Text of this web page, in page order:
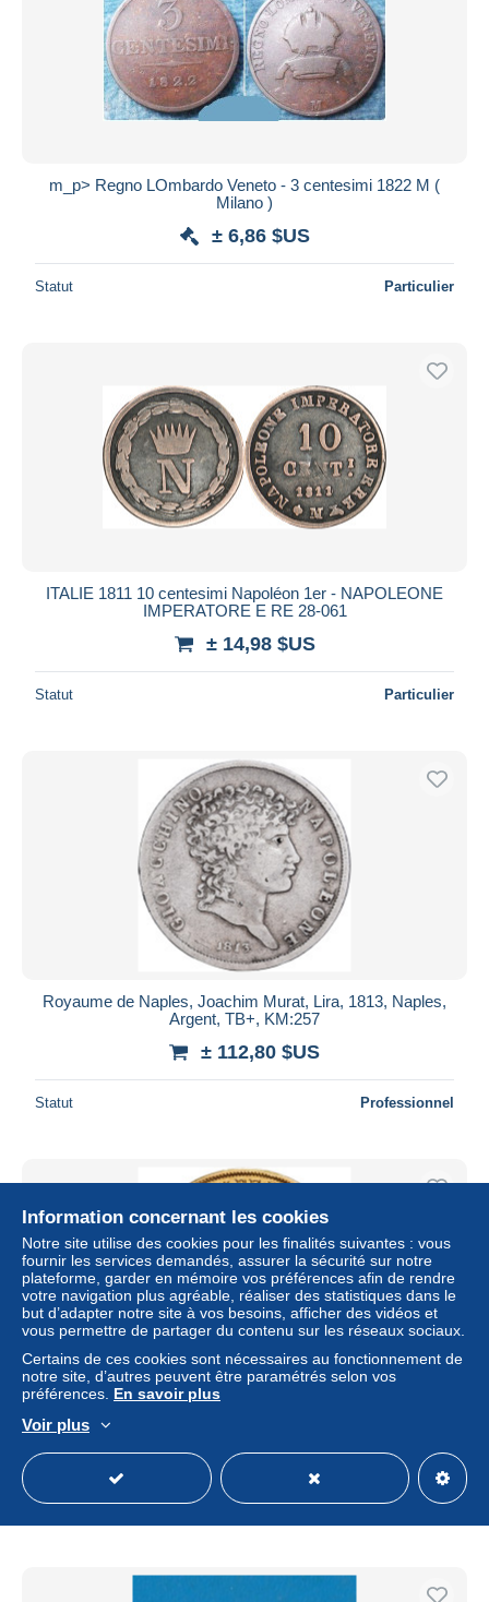
m_p> Regno LOmbardo Veneto - 3 centesimi 1822 M (
Milano )
± 6,86 $US
Statut Particulier
ITALIE 1811 10 centesimi Napoléon 1er - NAPOLEONE
IMPERATORE E RE 28-061
± 14,98 $US
Statut Particulier
Royaume de Naples, Joachim Murat, Lira, 1813, Naples,
Argent, TB+, KM:257
± 112,80 $US
Statut Professionnel
± 2 775,65 $US
Information concernant les cookies
Notre site utilise des cookies pour les finalités suivantes : vous
fournir les services demandés, assurer la sécurité sur notre
plateforme, garder en mémoire vos préférences afin de rendre
votre navigation plus agréable, réaliser des statistiques dans le
but d’adapter notre site à vos besoins, afficher des vidéos et
vous permettre de partager du contenu sur les réseaux sociaux.
Certains de ces cookies sont nécessaires au fonctionnement de
notre site, d’autres peuvent être paramétrés selon vos
préférences. En savoir plus
Voir plus